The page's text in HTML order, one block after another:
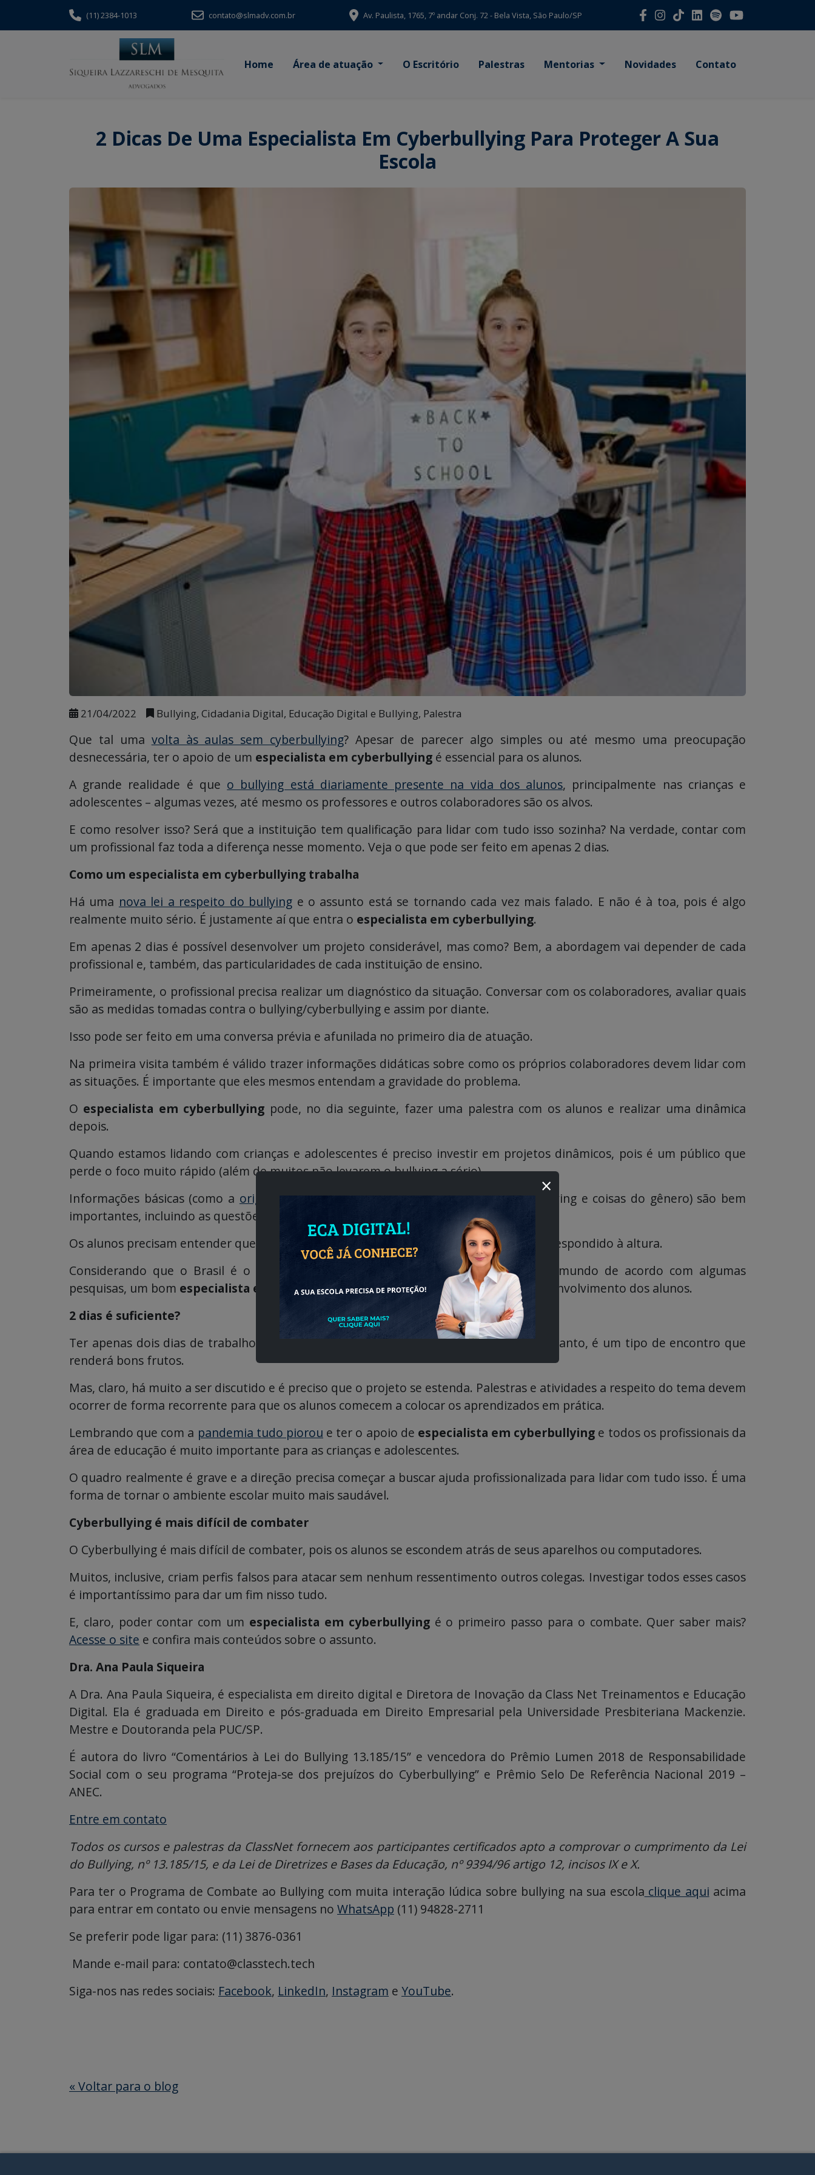
(11) 2384-1013 contato@slmadv.com.br Av. Paulista, 1765, 7º andar Conj. 72 - Bela Vista, São Paulo/SP
Home Área de atuação O Escritório Palestras Mentorias Novidades Contato
2 Dicas De Uma Especialista Em Cyberbullying Para Proteger A Sua
Escola
21/04/2022 Bullying, Cidadania Digital, Educação Digital e Bullying, Palestra
Que tal uma volta às aulas sem cyberbullying? Apesar de parecer algo simples ou até mesmo uma preocupação
desnecessária, ter o apoio de um especialista em cyberbullying é essencial para os alunos.
A grande realidade é que o bullying está diariamente presente na vida dos alunos, principalmente nas crianças e
adolescentes – algumas vezes, até mesmo os professores e outros colaboradores são os alvos.
E como resolver isso? Será que a instituição tem qualificação para lidar com tudo isso sozinha? Na verdade, contar com
um profissional faz toda a diferença nesse momento. Veja o que pode ser feito em apenas 2 dias.
Como um especialista em cyberbullying trabalha
Há uma nova lei a respeito do bullying e o assunto está se tornando cada vez mais falado. E não é à toa, pois é algo
realmente muito sério. É justamente aí que entra o especialista em cyberbullying.
Em apenas 2 dias é possível desenvolver um projeto considerável, mas como? Bem, a abordagem vai depender de cada
profissional e, também, das particularidades de cada instituição de ensino.
Primeiramente, o profissional precisa realizar um diagnóstico da situação. Conversar com os colaboradores, avaliar quais
são as medidas tomadas contra o bullying/cyberbullying e assim por diante.
Isso pode ser feito em uma conversa prévia e afunilada no primeiro dia de atuação.
Na primeira visita também é válido trazer informações didáticas sobre como os próprios colaboradores devem lidar com
as situações. É importante que eles mesmos entendam a gravidade do problema.
O especialista em cyberbullying pode, no dia seguinte, fazer uma palestra com os alunos e realizar uma dinâmica
depois.
Quando estamos lidando com crianças e adolescentes é preciso investir em projetos dinâmicos, pois é um público que
perde o foco muito rápido (além de muitos não levarem o bullying a sério).
Informações básicas (como a origem do bullying, o que é ou não é considerado bullying e coisas do gênero) são bem
importantes, incluindo as questões legais que envolvem o assunto.
Os alunos precisam entender que praticar bullying ou cyberbullying é crime e deve ser respondido à altura.
Considerando que o Brasil é o
segundo país com mais casos de cyberbullying
no mundo de acordo com algumas
pesquisas, um bom especialista em cyberbullyingé realmente necessário para o desenvolvimento dos alunos.
2 dias é suficiente?
Ter apenas dois dias de trabalho com um especialista é, de fato, pouco tempo. Entretanto, é um tipo de encontro que
renderá bons frutos.
Mas, claro, há muito a ser discutido e é preciso que o projeto se estenda. Palestras e atividades a respeito do tema devem
ocorrer de forma recorrente para que os alunos comecem a colocar os aprendizados em prática.
Lembrando que com a pandemia tudo piorou e ter o apoio de especialista em cyberbullying e todos os profissionais da
área de educação é muito importante para as crianças e adolescentes.
O quadro realmente é grave e a direção precisa começar a buscar ajuda profissionalizada para lidar com tudo isso. É uma
forma de tornar o ambiente escolar muito mais saudável.
Cyberbullying é mais difícil de combater
O Cyberbullying é mais difícil de combater, pois os alunos se escondem atrás de seus aparelhos ou computadores.
Muitos, inclusive, criam perfis falsos para atacar sem nenhum ressentimento outros colegas. Investigar todos esses casos
é importantíssimo para dar um fim nisso tudo.
E, claro, poder contar com um especialista em cyberbullyingé o primeiro passo para o combate. Quer saber mais?
Acesse o site e confira mais conteúdos sobre o assunto.
Dra. Ana Paula Siqueira
A Dra. Ana Paula Siqueira, é especialista em direito digital e Diretora de Inovação da Class Net Treinamentos e Educação
Digital. Ela é graduada em Direito e pós-graduada em Direito Empresarial pela Universidade Presbiteriana Mackenzie.
Mestre e Doutoranda pela PUC/SP.
É autora do livro “Comentários à Lei do Bullying 13.185/15” e vencedora do Prêmio Lumen 2018 de Responsabilidade
Social com o seu programa “Proteja-se dos prejuízos do Cyberbullying” e Prêmio Selo De Referência Nacional 2019 –
ANEC.
Entre em contato
Todos os cursos e palestras da ClassNet fornecem aos participantes certificados apto a comprovar o cumprimento da Lei
do Bullying, nº 13.185/15, e da Lei de Diretrizes e Bases da Educação, nº 9394/96 artigo 12, incisos IX e X.
Para ter o Programa de Combate ao Bullying com muita interação lúdica sobre bullying na sua escola clique aqui acima
para entrar em contato ou envie mensagens no WhatsApp (11) 94828-2711
Se preferir pode ligar para: (11) 3876-0361
Mande e-mail para: contato@classtech.tech
Siga-nos nas redes sociais: Facebook, LinkedIn, Instagram e YouTube.
« Voltar para o blog
×